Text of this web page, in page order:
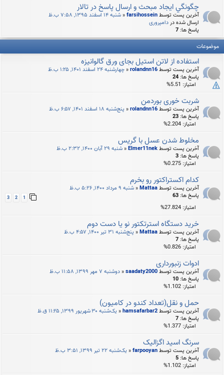
چگونگي ايجاد مبحث و ارسال پاسخ در تالار
آخرین پست توسطfarsihossein
«شنبه ۱۴ اسفند ۱۳۹۵, ۷:۵۸ ب.ظ
ارسال شده در دامپروری
پاسخ ها: 7
موضوعات
استفاده از لاتن استیل بجای ورق گالوانیزه
آخرین پست توسطrolandnn16
«چهارشنبه ۲۴ اسفند ۱۴۰۱, ۱:۲۵ ب.ظ
پاسخ ها: 24
امتیاز: 5.51%
شربت خوری بوردمن
آخرین پست توسطrolandnn16
« پنج‌شنبه ۱۸ اسفند ۱۴۰۱, ۶:۵۷ ب.ظ
پاسخ ها: 23
امتیاز: 2.204%
مخلوط شدن عسل با گریس
آخرین پست توسطElmer11nek
«شنبه ۲۹ آبان ۱۴۰۰, ۲:۳۲ ب.ظ
پاسخ ها: 3
امتیاز: 0.275%
کدام اکستراکتور رو بخرم
آخرین پست توسطMattaa
«شنبه ۹ مرداد ۱۴۰۰, ۵:۲۶ ب.ظ
پاسخ ها: 63
1
2
3
امتیاز: 27.824%
خرید دستگاه استرتکتور نو یا دست دوم
آخرین پست توسطMattaa
« پنج‌شنبه ۳۱ تیر ۱۴۰۰, ۴:۵۷ ب.ظ
پاسخ ها: 7
امتیاز: 0.826%
ادوات زنبورداری
آخرین پست توسطsaadaty2000
«دوشنبه ۷ مهر ۱۳۹۹, ۱۱:۵۸ ب.ظ
پاسخ ها: 10
امتیاز: 1.102%
حمل و نقل(تعداد كندو در كاميون)
آخرین پست توسطhamsafarbar2
« یک‌شنبه ۳۰ شهریور ۱۳۹۹, ۱۱:۲۵ ق.ظ
پاسخ ها: 7
امتیاز: 1.377%
سرنگ اسید اگزالیک
آخرین پست توسطfarpooyan
« یک‌شنبه ۲۲ تیر ۱۳۹۹, ۳:۵۱ ب.ظ
پاسخ ها: 5
امتیاز: 1.102%